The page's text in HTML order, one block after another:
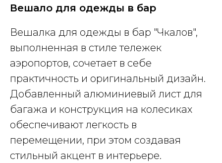
Вешало для одежды в бар
Вешалка для одежды в бар "Чкалов",
выполненная в стиле тележек
аэропортов, сочетает в себе
практичность и оригинальный дизайн.
Добавленный алюминиевый лист для
багажа и конструкция на колесиках
обеспечивают легкость в
перемещении, при этом создавая
стильный акцент в интерьере.